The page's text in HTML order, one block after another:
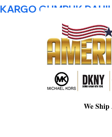
KARGO GUMRUK DAHIL
We